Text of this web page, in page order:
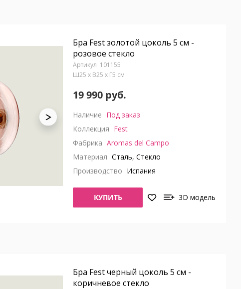
Бра Fest золотой цоколь 5 см -
розовое стекло
101155
Ш25 x В25 x Г5 см
19 990 руб.
Наличие Под заказ
Коллекция Fest
Фабрика Aromas del Campo
Материал Сталь, Стекло
Производство Испания
КУПИТЬ 3D модель
Бра Fest черный цоколь 5 см -
коричневое стекло